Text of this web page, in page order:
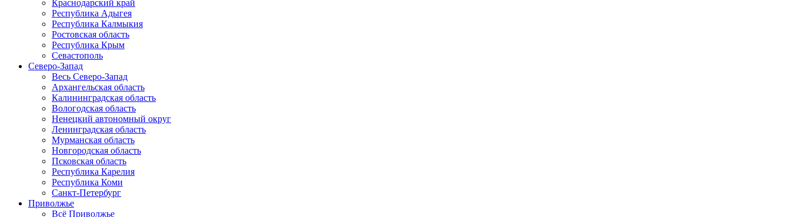
Краснодарский край
Республика Адыгея
Республика Калмыкия
Ростовская область
Республика Крым
Севастополь
Северо-Запад
Весь Северо-Запад
Архангельская область
Калининградская область
Вологодская область
Ненецкий автономный округ
Ленинградская область
Мурманская область
Новгородская область
Псковская область
Республика Карелия
Республика Коми
Санкт-Петербург
Приволжье
Всё Приволжье